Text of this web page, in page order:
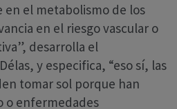
el metabolismo de los
en el riesgo vascular o
desarrolla el
y especifica, “eso sí, las
tomar sol porque han
o enfermedades